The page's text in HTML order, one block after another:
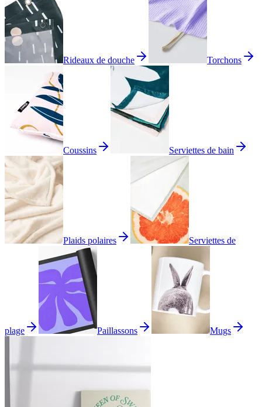
Rideaux de douche Torchons
Coussins Serviettes de bain
Plaids polaires Serviettes de
plage Paillassons Mugs